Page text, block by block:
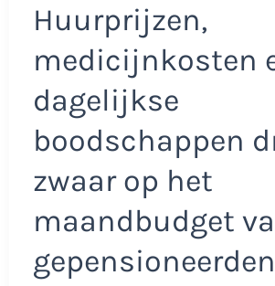
Huurprijzen,
medicijnkosten
dagelijkse
boodschappen
zwaar op het
maandbudget